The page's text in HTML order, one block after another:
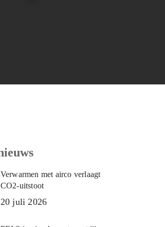
Verwarmen met airco verlaagt
CO2-uitstoot
20 juli 2026